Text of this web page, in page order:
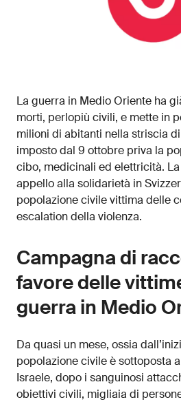
La guerra in Medio Oriente ha
morti, perlopiù civili, e mette in
milioni di abitanti nella striscia
imposto dal 9 ottobre priva la
cibo, medicinali ed elettricità.
appello alla solidarietà in
popolazione civile vittima delle
escalation della violenza.
Campagna di
favore delle
guerra in Medio
Da quasi un mese, ossia
popolazione civile è sottoposta
Israele, dopo i sanguinosi
obiettivi civili, migliaia di